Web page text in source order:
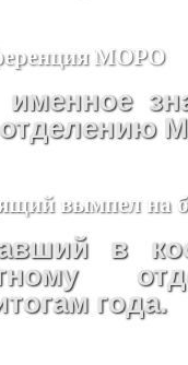
МОРО
именное
вымпел
в
года.